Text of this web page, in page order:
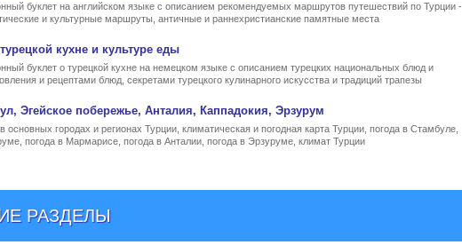
буклет на английском языке с описанием рекомендуемых маршрутов путешествий по Турции -
и культурные маршруты, античные и раннехристианские памятные места
кухнеи культуре еды
буклет о турецкой кухне на немецком языке с описанием турецких национальных блюд и
и рецептами блюд, секретами турецкого кулинарного искусства и традиций трапезы
Эгейское побережье, Анталия, Каппадокия, Эрзурум
основных городах и регионах Турции, климатическая и погодная карта Турции, погода в Стамбуле,
погода в Мармарисе, погода в Анталии, погода в Эрзуруме, климат Турции
РАЗДЕЛЫ